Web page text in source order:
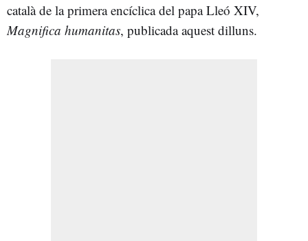
català de la primera encíclica del papa Lleó XIV,
Magnifica humanitas, publicada aquest dilluns.